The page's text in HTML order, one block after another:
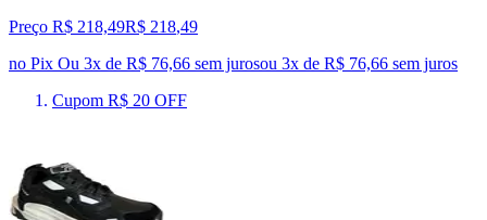
Preço R$ 218,49R$ 218,49
no Pix Ou 3x de R$ 76,66 sem jurosou 3x de R$ 76,66 sem juros
Cupom R$ 20 OFF